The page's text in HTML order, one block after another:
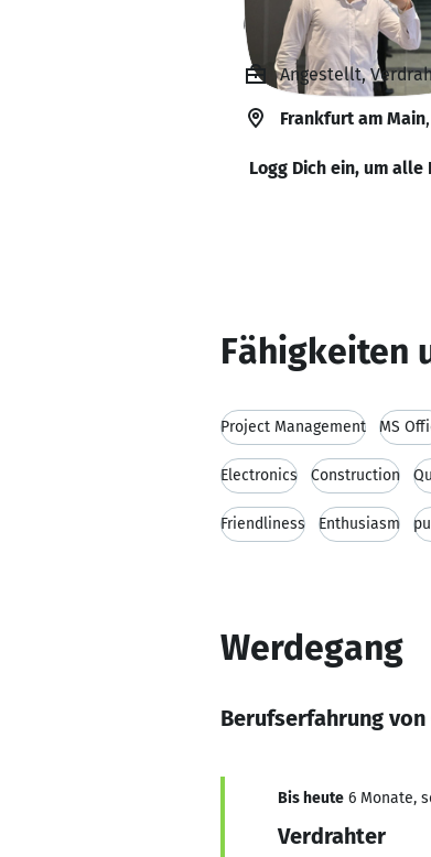
Goran
Angestellt,
Frankfurt am Main
Logg Dich ein, um alle
Fähigkeiten
Project Management MS
Electronics Construction
Friendliness Enthusiasm
Werdegang
Berufserfahrung
Bis heute 6 Monate,
Verdrahter